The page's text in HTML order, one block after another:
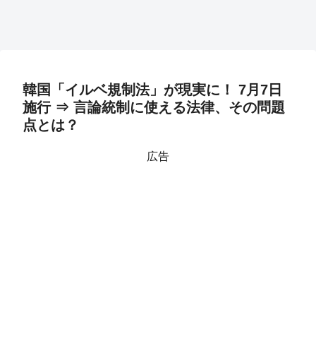
韓国「イルベ規制法」が現実に！ 7月7日
施行 ⇒ 言論統制に使える法律、その問題
点とは？
広告